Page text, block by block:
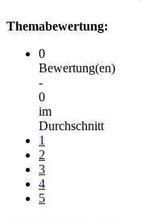
Themabewertung:
0
Bewertung(en)
-
0
im
Durchschnitt
1
2
3
4
5